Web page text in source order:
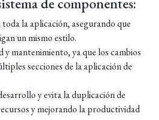
la aplicación, asegurando que
un mismo estilo.
y mantenimiento, ya que los cambios
secciones de la aplicación de
y evita la duplicación de
y mejorando la productividad